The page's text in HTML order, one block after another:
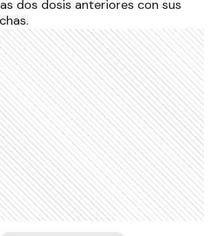
dos dosis anteriores con sus